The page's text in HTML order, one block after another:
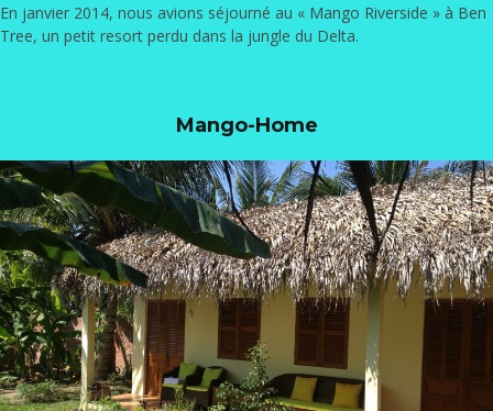
En janvier 2014, nous avions séjourné au « Mango Riverside » à Ben
Tree, un petit resort perdu dans la jungle du Delta.
Mango-Home